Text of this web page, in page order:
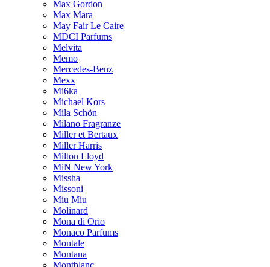
Max Gordon
Max Mara
May Fair Le Caire
MDCI Parfums
Melvita
Memo
Mercedes-Benz
Mexx
Mi6ka
Michael Kors
Mila Schön
Milano Fragranze
Miller et Bertaux
Miller Harris
Milton Lloyd
MiN New York
Missha
Missoni
Miu Miu
Molinard
Mona di Orio
Monaco Parfums
Montale
Montana
Montblanc